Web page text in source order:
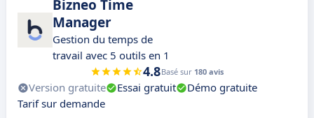
Bizneo Time
Manager
Gestion du temps de
travail avec 5 outils en 1
4.8Basé sur 180 avis
Version gratuite Essai gratuit
Démo gratuite
Tarif sur demande